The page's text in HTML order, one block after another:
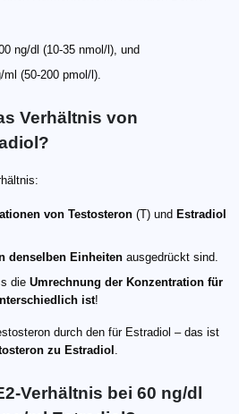
ng/dl (10-35 nmol/l), und
ml (50-200 pmol/l).
Verhältnis von
von Testosteron (T) und Estradiol
denselben Einheiten ausgedrückt sind.
die Umrechnung der Konzentration für
ist!
durch den für Estradiol – das ist
zu Estradiol .
Verhältnis bei 60 ng/dl